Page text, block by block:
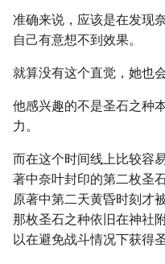
准确来说，应该是在发现
自己有意想不到效果。
就算没有这个直觉，她也
他感兴趣的不是圣石之种
力。
而在这个时间线上比较容
著中奈叶封印的第二枚圣
原著中第二天黄昏时刻才
那枚圣石之种依旧在神社
以在避免战斗情况下获得